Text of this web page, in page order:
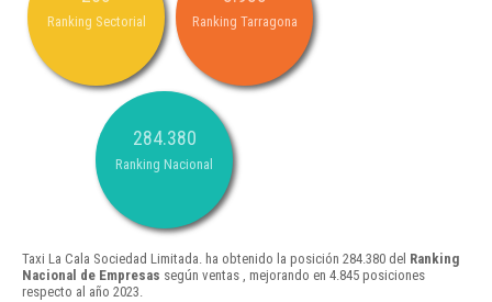
Ranking Sectorial Ranking Tarragona
284.380
Ranking Nacional
Taxi La Cala Sociedad Limitada. ha obtenido la posición 284.380 del Ranking
Nacional de Empresas según ventas , mejorando en 4.845 posiciones
respecto al año 2023.